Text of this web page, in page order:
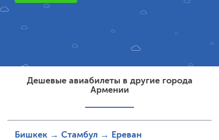
Дешевые авиабилеты в другие города
Армении
Бишкек → Стамбул → Ереван